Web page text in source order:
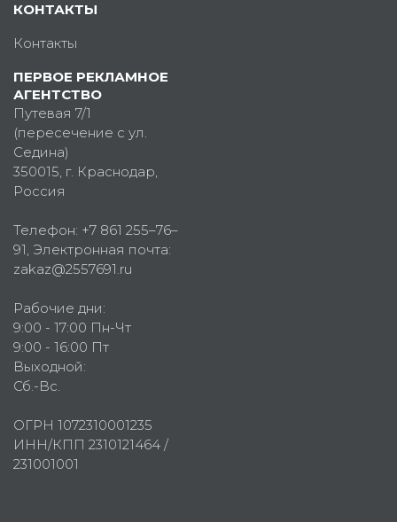
КОНТАКТЫ
Контакты
ПЕРВОЕ РЕКЛАМНОЕ
АГЕНТСТВО
Путевая 7/1
(пересечение с ул.
Седина)
350015, г. Краснодар,
Россия
Телефон: +7 861 255–76–
91, Электронная почта:
zakaz@2557691.ru
Рабочие дни:
9:00 - 17:00 Пн-Чт
9:00 - 16:00 Пт
Выходной:
Сб.-Вс.
ОГРН 1072310001235
ИНН/КПП 2310121464 /
231001001